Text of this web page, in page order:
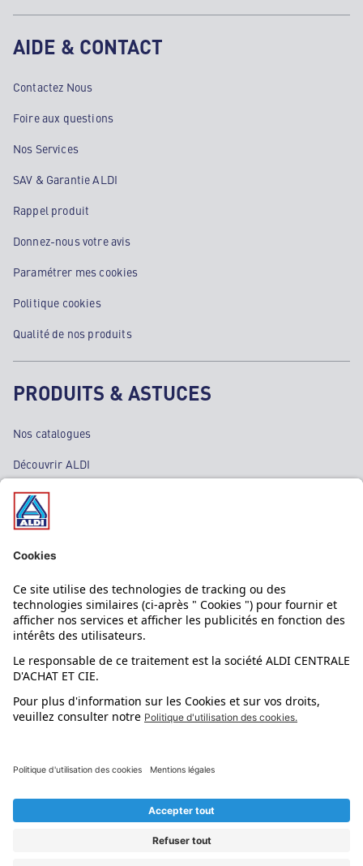
AIDE & CONTACT
Contactez Nous
Foire aux questions
Nos Services
SAV & Garantie ALDI
Rappel produit
Donnez-nous votre avis
Paramétrer mes cookies
Politique cookies
Qualité de nos produits
PRODUITS & ASTUCES
Nos catalogues
Découvrir ALDI
Nos bons plans
Nos rayons
Nos marques
Nos astuces
Évènements
L'application mobile